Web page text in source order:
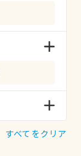
すべてをクリア